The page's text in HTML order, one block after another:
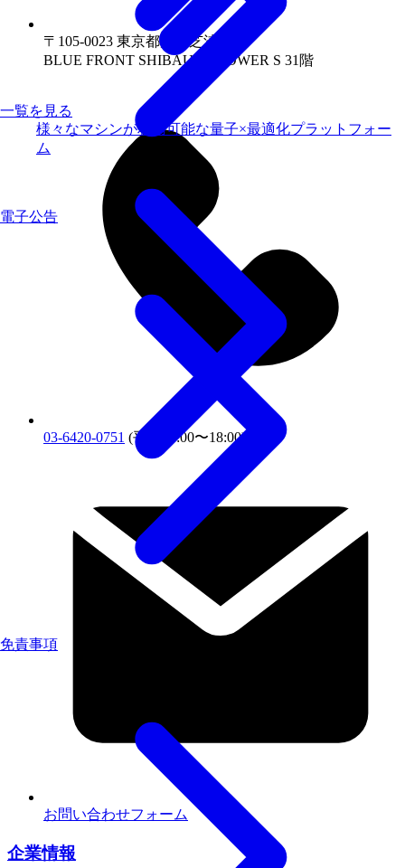
一覧を見る
様々なマシンが利用可能な量子×最適化プラットフォー
ム
電子公告
免責事項
〒105-0023 東京都港区芝浦1-1-1
BLUE FRONT SHIBAURA TOWER S 31階
03-6420-0751 (平日10:00〜18:00)
お問い合わせフォーム
企業情報